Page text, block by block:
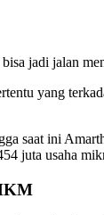
jadi jalan
yang
saat ini
juta usaha